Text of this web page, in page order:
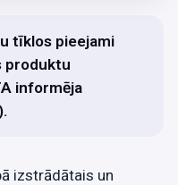
tīklos pieejami
produktu
informēja
izstrādātais un